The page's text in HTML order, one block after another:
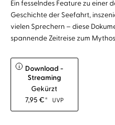
Ein fesselndes Feature zu einer
Geschichte der Seefahrt,
vielen Sprechern – diese
spannende Zeitreise zum
i
Download -
Streaming
Gekürzt
7,95 €* UVP